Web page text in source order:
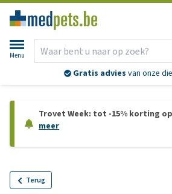
Menu
Gratis advies van onze
Trovet Week: tot -15% korting
meer
Terug